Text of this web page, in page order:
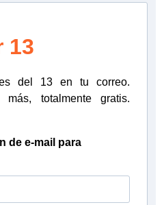
13
del 13 en tu correo.
totalmente gratis.
de e-mail para